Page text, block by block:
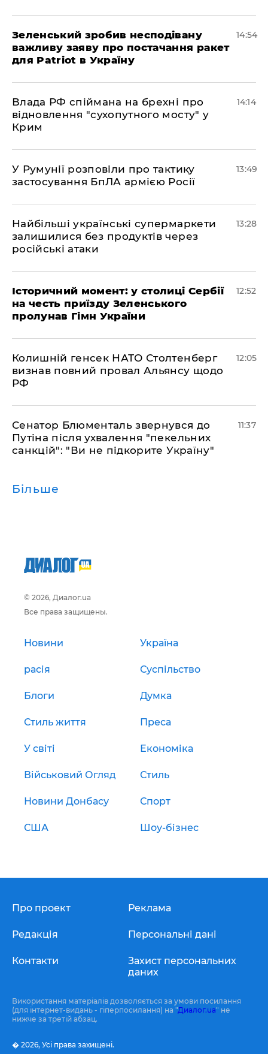
Зеленський зробив несподівану
важливу заяву про постачання ракет
для Patriot в Україну
14:54
Влада РФ спіймана на брехні про
відновлення "сухопутного мосту" у
Крим
14:14
У Румунії розповіли про тактику
застосування БпЛА армією Росії
13:49
Найбільші українські супермаркети
залишилися без продуктів через
російські атаки
13:28
Історичний момент: у столиці Сербії
на честь приїзду Зеленського
пролунав Гімн України
12:52
Колишній генсек НАТО Столтенберг
визнав повний провал Альянсу щодо
РФ
12:05
Сенатор Блюменталь звернувся до
Путіна після ухвалення "пекельних
санкцій": "Ви не підкорите Україну"
11:37
Більше
© 2026, Диалог.ua
Все права защищены.
Новини Україна
расія Суспільство
Блоги Думка
Стиль життя Преса
У світі Економіка
Військовий Огляд Стиль
Новини Донбасу Спорт
США Шоу-бізнес
Про проект
Редакція
Контакти
Реклама
Персональні дані
Захист персональних
даних
Використання матеріалів дозволяється за умови посилання
(для інтернет-видань - гіперпосилання) на "Диалог.ua" не
нижче за третій абзац.
� 2026, Усі права захищені.